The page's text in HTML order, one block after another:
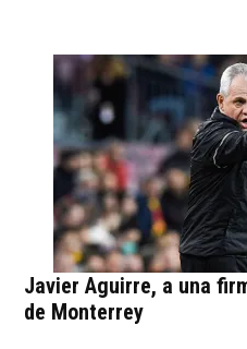
Javier Aguirre, a una
de Monterrey